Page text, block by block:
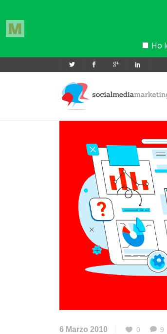
6 Marzo 2010 0 9